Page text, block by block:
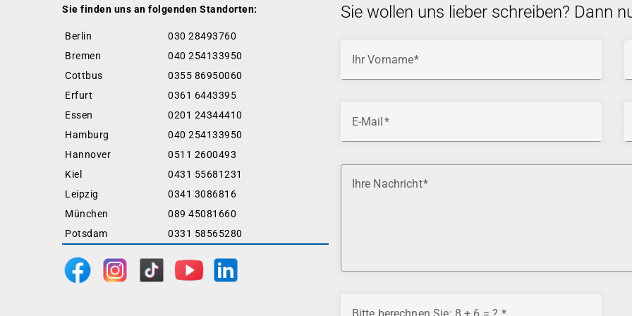
Sie finden uns an folgenden Standorten:
Berlin
030 28493760
Bremen
040 254133950
Cottbus
0355 86950060
Erfurt
0361 6443395
Essen
0201 24344410
Hamburg
040 254133950
Hannover
0511 2600493
Kiel
0431 55681231
Leipzig
0341 3086816
München
089 45081660
Potsdam
0331 58565280
Sie wollen uns lieber schreiben? Dann
Ihr Vorname
E-Mail
Ihre Nachricht